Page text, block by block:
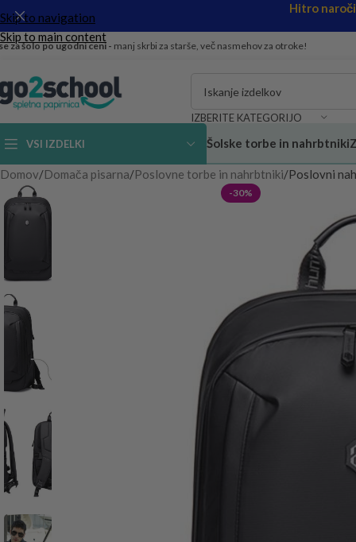
Skip to navigation
Skip to main content
Hitro
za šolo po ugodni ceni - manj skrbi za starše, več nasmehov za otroke!
IZBERITE KATEGORIJO
VSI IZDELKI Šolske torbe in nahrbtniki
Domov Domača pisarna Poslovne torbe in nahrbtniki Poslovni
-30%